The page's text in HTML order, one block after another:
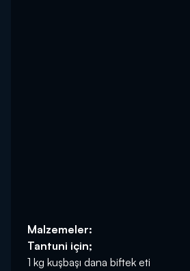
Malzemeler:
Tantuni için;
1 kg kuşbaşı dana biftek eti